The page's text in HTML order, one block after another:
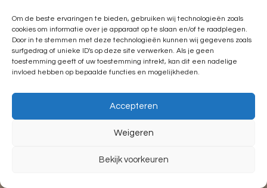
Om de beste ervaringen te bieden, gebruiken wij technologieën zoals
cookies om informatie over je apparaat op te slaan en/of te raadplegen.
Door in te stemmen met deze technologieën kunnen wij gegevens zoals
surfgedrag of unieke ID's op deze site verwerken. Als je geen
toestemming geeft of uw toestemming intrekt, kan dit een nadelige
invloed hebben op bepaalde functies en mogelijkheden.
Accepteren
Weigeren
Bekijk voorkeuren